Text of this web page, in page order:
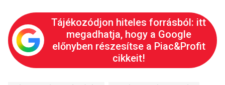
Tájékozódjon hiteles forrásból: itt
megadhatja, hogy a Google
előnyben részesítse a Piac&Profit
cikkeit!